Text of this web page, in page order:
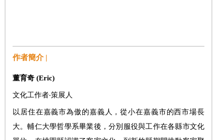
作者簡介 |
董育奇 (Eric)
文化工作者‧策展人
以居住在嘉義市為傲的嘉義人，從小在嘉義市的西市場長
大。輔仁大學哲學系畢業後，分別服役與工作在各縣市文化